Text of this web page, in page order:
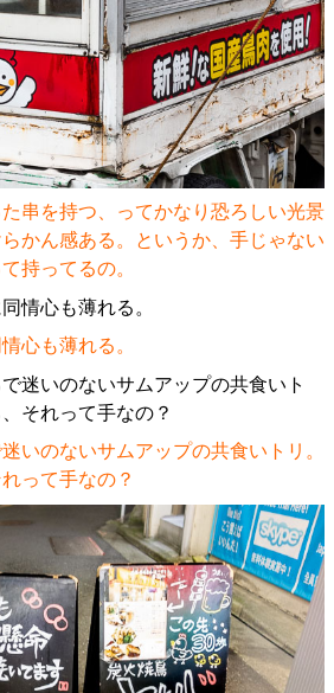
串を持つ、ってかなり恐ろしい光景
かん感ある。というか、手じゃない
持ってるの。
心も薄れる。
いのないサムアップの共食いトリ。
って手なの？